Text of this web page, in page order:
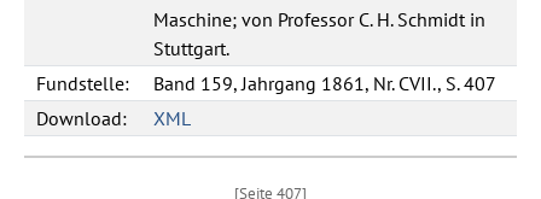
Maschine; von Professor C. H. Schmidt in
Stuttgart.
Fundstelle:
Band 159, Jahrgang 1861, Nr. CVII., S. 407
Download:
XML